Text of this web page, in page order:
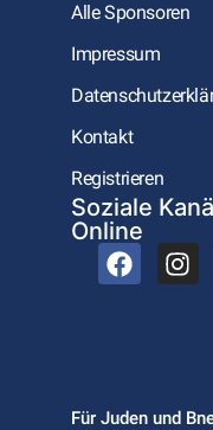
Alle Sponsoren
Impressum
Kontakt
Registrieren
Soziale
Online
Für Juden und